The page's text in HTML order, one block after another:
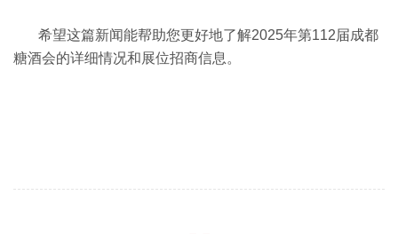
希望这篇新闻能帮助您更好地了解2025年第112届成都
糖酒会的详细情况和展位招商信息。